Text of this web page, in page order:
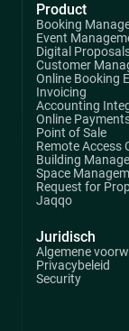
Product
Booking
Event
Digital
Customer
Online Booking
Invoicing
Accounting
Online
Point of Sale
Remote Access
Building
Space
Request for
Jaqqo
Juridisch
Algemene
Privacybeleid
Security